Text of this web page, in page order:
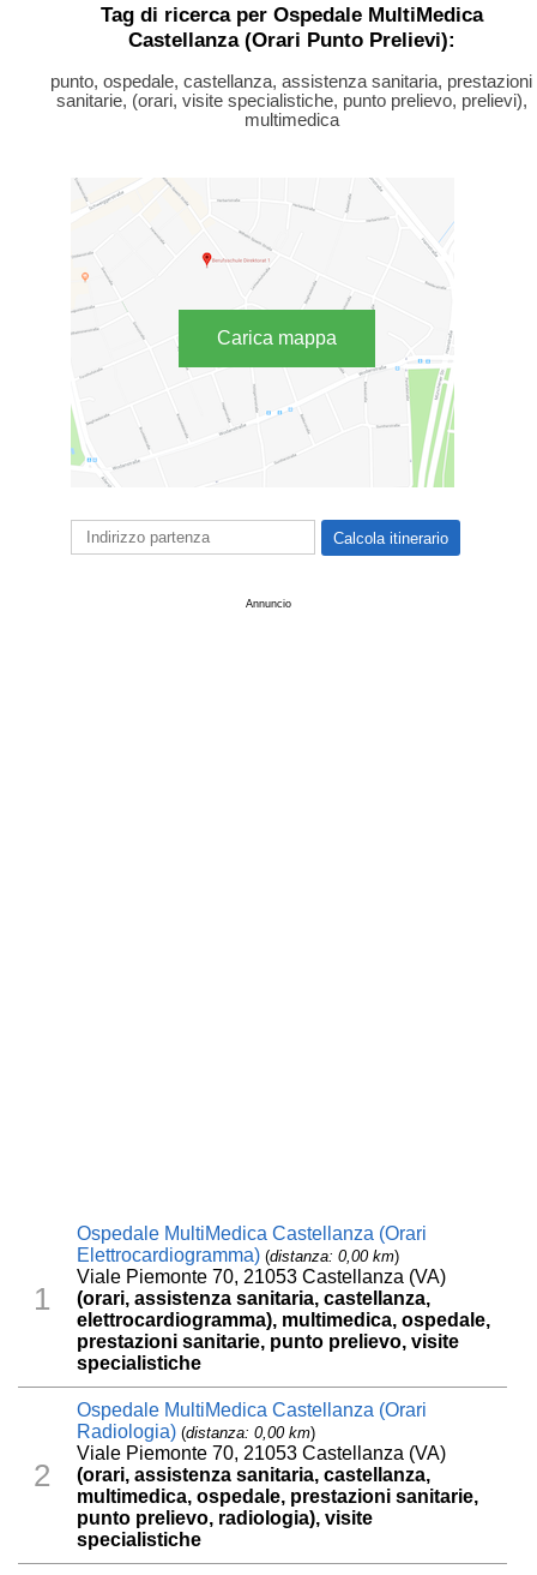
Tag di ricerca per Ospedale MultiMedica
Castellanza (Orari Punto Prelievi):
punto, ospedale, castellanza, assistenza sanitaria, prestazioni
sanitarie, (orari, visite specialistiche, punto prelievo, prelievi),
multimedica
Carica mappa
Annuncio
1
Ospedale MultiMedica Castellanza (Orari
Elettrocardiogramma) (distanza: 0,00 km)
Viale Piemonte 70, 21053 Castellanza (VA)
(orari, assistenza sanitaria, castellanza,
elettrocardiogramma), multimedica, ospedale,
prestazioni sanitarie, punto prelievo, visite
specialistiche
2
Ospedale MultiMedica Castellanza (Orari
Radiologia) (distanza: 0,00 km)
Viale Piemonte 70, 21053 Castellanza (VA)
(orari, assistenza sanitaria, castellanza,
multimedica, ospedale, prestazioni sanitarie,
punto prelievo, radiologia), visite
specialistiche